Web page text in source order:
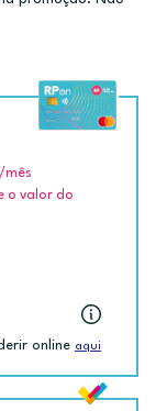
mês
o valor do
online aqui